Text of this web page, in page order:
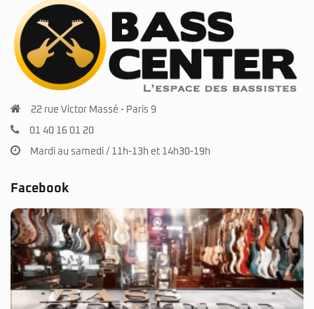
22 rue Victor Massé - Paris 9
01 40 16 01 20
Mardi au samedi / 11h-13h et 14h30-19h
Facebook